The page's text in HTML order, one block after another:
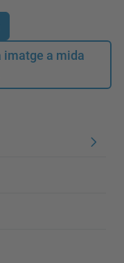
imatge a mida